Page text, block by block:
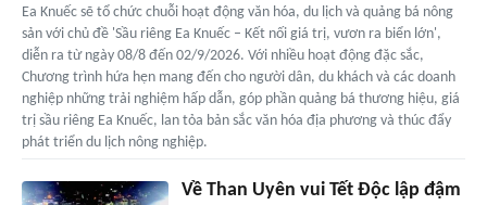
Ea Knuếc sẽ tổ chức chuỗi hoạt động văn hóa, du lịch và quảng bá nông
sản với chủ đề 'Sầu riêng Ea Knuếc – Kết nối giá trị, vươn ra biển lớn',
diễn ra từ ngày 08/8 đến 02/9/2026. Với nhiều hoạt động đặc sắc,
Chương trình hứa hẹn mang đến cho người dân, du khách và các doanh
nghiệp những trải nghiệm hấp dẫn, góp phần quảng bá thương hiệu, giá
trị sầu riêng Ea Knuếc, lan tỏa bản sắc văn hóa địa phương và thúc đẩy
phát triển du lịch nông nghiệp.
Về Than Uyên vui Tết Độc lập đậm